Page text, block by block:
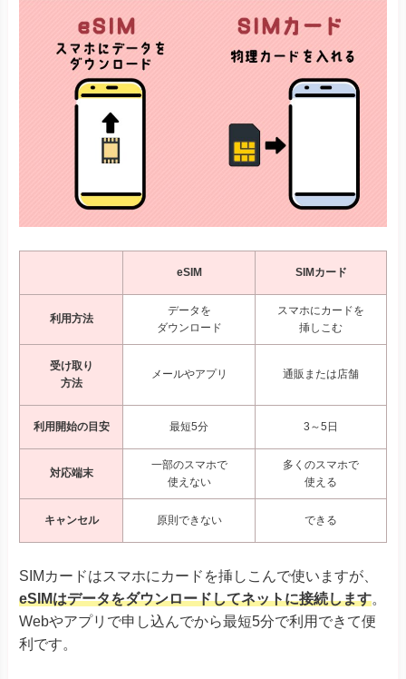
eSIM SIMカード
利用方法
データを
ダウンロード
スマホにカードを
挿しこむ
受け取り
方法
メールやアプリ 通販または店舗
利用開始の目安 最短5分 3～5日
対応端末
一部のスマホで
使えない
多くのスマホで
使える
キャンセル 原則できない できる
SIMカードはスマホにカードを挿しこんで使いますが、
eSIMはデータをダウンロードしてネットに接続します。
Webやアプリで申し込んでから最短5分で利用できて便
利です。